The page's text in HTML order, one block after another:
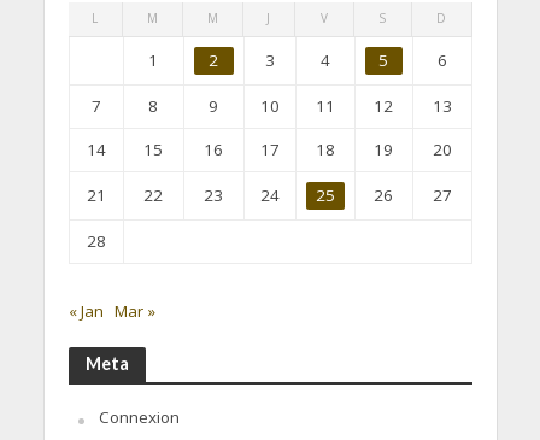
L M M J V S D
1 2 3 4 5 6
7 8 9 10 11 12
13
14
15 16 17 18 19 20
21 22 23 24 25 26 27
28
« Jan Mar »
Meta
Connexion